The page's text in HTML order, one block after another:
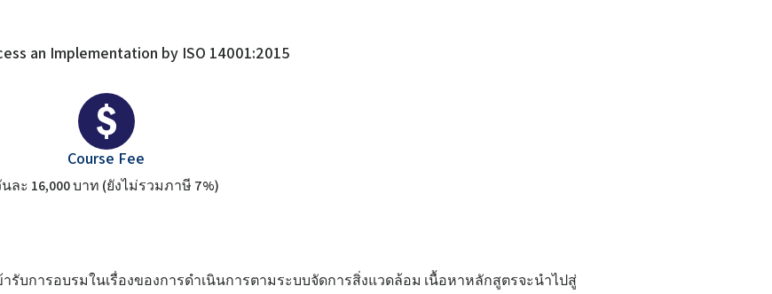
an Implementation by ISO 14001:2015
Course Fee
ละ 16,000 บาท (ยังไม่รวมภาษี 7%)
บการอบรมในเรื่องของการดำเนินการตามระบบจัดการสิ่งแวดล้อม เนื้อหาหลักสูตรจะนำไปสู่